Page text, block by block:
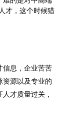
才，这个时候猎
信息，企业苦苦
资源以及专业的
才质量过关，